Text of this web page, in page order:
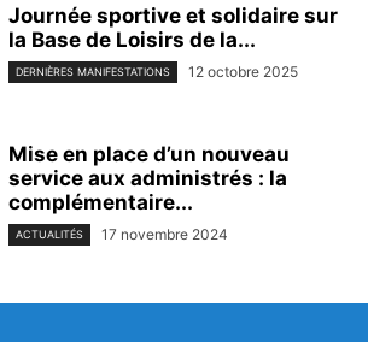
Journée sportive et solidaire sur
la Base de Loisirs de la...
DERNIÈRES MANIFESTATIONS 12 octobre 2025
Mise en place d’un nouveau
service aux administrés : la
complémentaire...
ACTUALITÉS 17 novembre 2024